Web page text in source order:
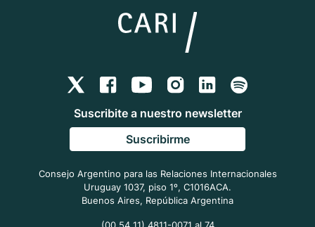
Consejo Argentino para las Relaciones Internacionales
Uruguay 1037, piso 1º, C1016ACA.
Buenos Aires, República Argentina
Suscribite a nuestro newsletter
Suscribirme